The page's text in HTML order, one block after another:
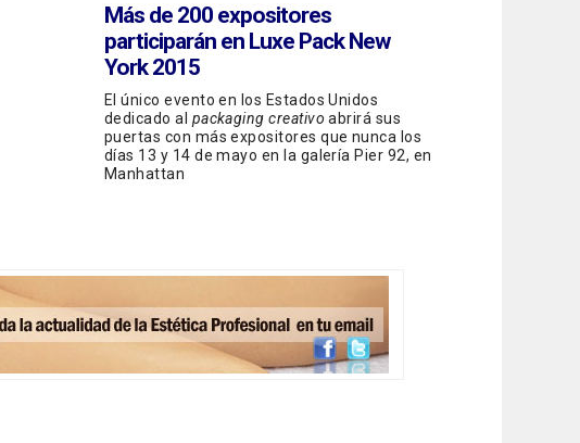
Más de 200 expositores
participarán en Luxe Pack New
York 2015
El único evento en los Estados Unidos
dedicado al packaging creativo abrirá sus
puertas con más expositores que nunca los
días 13 y 14 de mayo en la galería Pier 92, en
Manhattan